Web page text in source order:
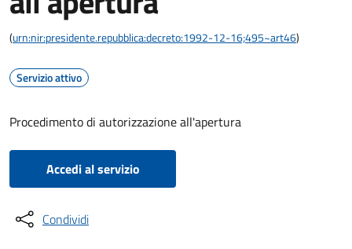
(urn:nir:presidente.repubblica:decreto:1992-12-16;495~art46)
Servizio attivo
Procedimento di autorizzazione all'apertura
Accedi al servizio
Condividi